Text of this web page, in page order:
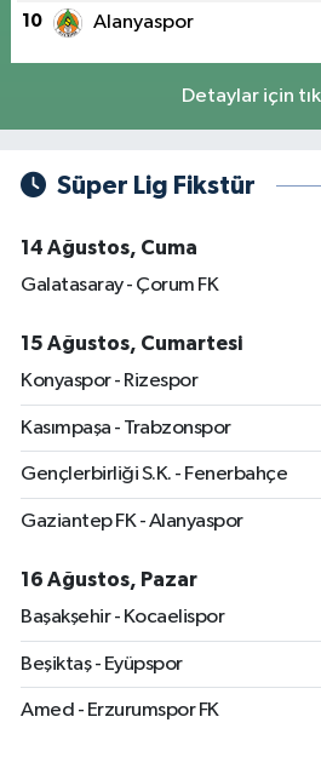
10 Alanyaspor
Detaylar için
Süper Lig Fikstür
14 Ağustos, Cuma
Galatasaray - Çorum FK
15 Ağustos, Cumartesi
Konyaspor - Rizespor
Kasımpaşa - Trabzonspor
Gençlerbirliği S.K. - Fenerbahçe
Gaziantep FK - Alanyaspor
16 Ağustos, Pazar
Başakşehir - Kocaelispor
Beşiktaş - Eyüpspor
Amed - Erzurumspor FK